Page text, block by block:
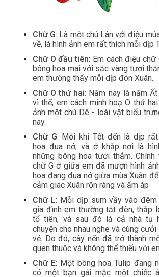
Chữ G: Là một chú Lân với điệu
về, là hình ảnh em rất thích mỗi dịp
Chữ O đầu tiên: Em cách điệu chữ
bông hoa mai với sắc vàng tươi
em thường thấy mỗi dịp đón Xuân.
Chữ O thứ hai: Năm nay là năm
vì thế, em cách minh hoạ O thứ
ảnh một chú Dê - loài vật biểu
nay.
Chữ G: Mỗi khi Tết đến là dịp rất
hoa đua nở, và ở khắp nơi là
những bông hoa tươi thắm. Chính
chữ G ở giữa em đã mượn hình
hoa đang đua nở giữa mùa Xuân
cảm giác Xuân rộn ràng và ấm áp
Chữ L: Mỗi dịp sum vầy vào đêm
gia đình em thường tắt đèn, thắp
tổ tiên, và sau đó là cả nhà tụ
chuyện cho nhau nghe và cùng
vẻ. Do đó, cây nến đã trở thành
quen thuộc và không thể thiếu với
Chữ E: Một bông hoa Tulip đang
có một bạn gái mặc một chiếc